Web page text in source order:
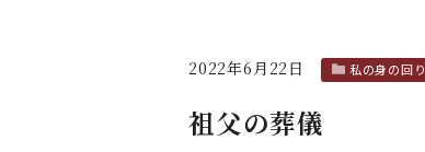
2022年6月22日 私の身の回り
祖父の葬儀